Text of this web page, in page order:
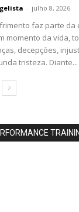
- julho 8, 2026
faz parte da
momento da vida,
decepções,
tristeza. Diante...